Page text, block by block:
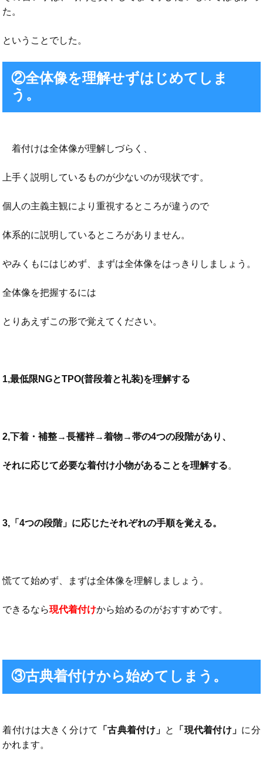
た。
ということでした。
②全体像を理解せずはじめてしま
う。
着付けは全体像が理解しづらく、
上手く説明しているものが少ないのが現状です。
個人の主義主観により重視するところが違うので
体系的に説明しているところがありません。
やみくもにはじめず、まずは全体像をはっきりしましょう。
全体像を把握するには
とりあえずこの形で覚えてください。
1,最低限NGとTPO(普段着と礼装)を理解する
2,下着・補整→長襦袢→着物→帯の4つの段階があり、
それに応じて必要な着付け小物があることを理解する。
3,「4つの段階」に応じたそれぞれの手順を覚える。
慌てて始めず、まずは全体像を理解しましょう。
できるなら現代着付けから始めるのがおすすめです。
③古典着付けから始めてしまう。
着付けは大きく分けて 「古典着付け」 と 「現代着付け」 に分
かれます。